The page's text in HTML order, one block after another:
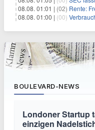
08.08. 01:01 | (02) Rente:
08.08. 01:00 | (00)
BOULEVARD-NEWS
Londoner Startup
einzigen